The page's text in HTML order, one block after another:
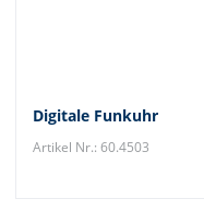
Digitale Funkuhr
Artikel Nr.: 60.4503